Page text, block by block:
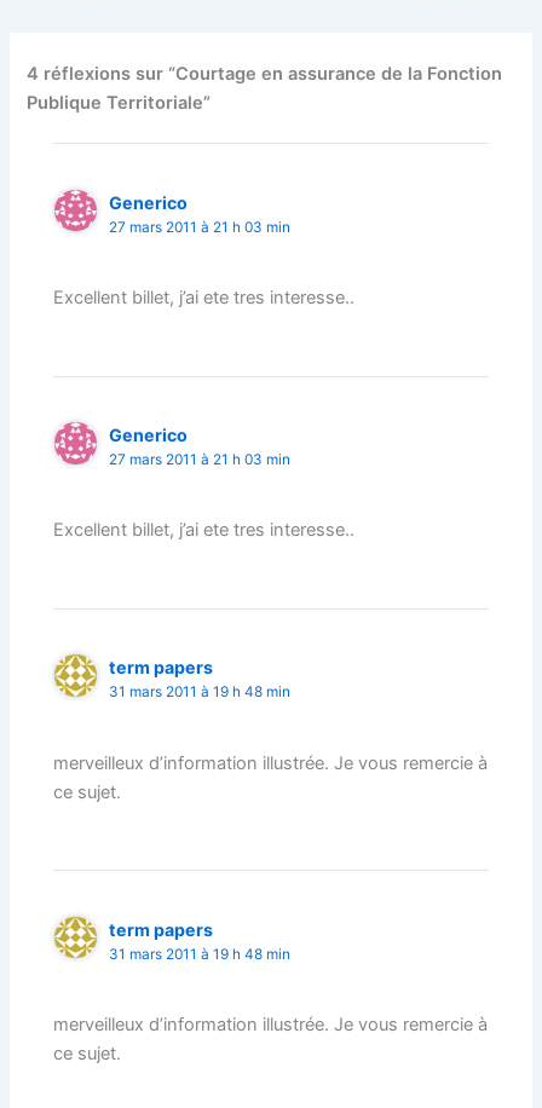
4 réflexions sur “Courtage en assurance de la Fonction
Publique Territoriale”
Generico
27 mars 2011 à 21 h 03 min
Excellent billet, j’ai ete tres interesse..
Generico
27 mars 2011 à 21 h 03 min
Excellent billet, j’ai ete tres interesse..
term papers
31 mars 2011 à 19 h 48 min
merveilleux d’information illustrée. Je vous remercie à
ce sujet.
term papers
31 mars 2011 à 19 h 48 min
merveilleux d’information illustrée. Je vous remercie à
ce sujet.